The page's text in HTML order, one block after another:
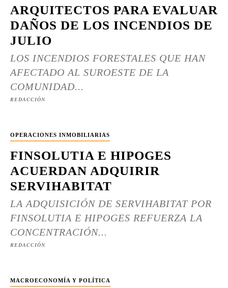
ARQUITECTOS PARA EVALUAR
DAÑOS DE LOS INCENDIOS DE
JULIO
LOS INCENDIOS FORESTALES QUE HAN
AFECTADO AL SUROESTE DE LA
COMUNIDAD...
REDACCIÓN
OPERACIONES INMOBILIARIAS
FINSOLUTIA E HIPOGES
ACUERDAN ADQUIRIR
SERVIHABITAT
LA ADQUISICIÓN DE SERVIHABITAT POR
FINSOLUTIA E HIPOGES REFUERZA LA
CONCENTRACIÓN...
REDACCIÓN
MACROECONOMÍA Y POLÍTICA